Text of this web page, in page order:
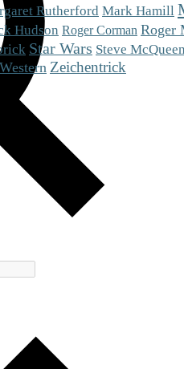
Rutherford Mark Hamill
Hudson Roger Corman Roger
Star Wars Steve McQueen
Western Zeichentrick